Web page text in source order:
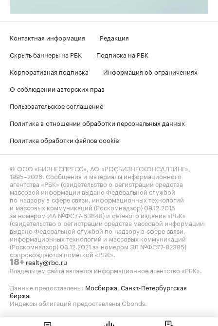
Контактная информация
Редакция
Скрыть баннеры на РБК
Подписка на РБК
Корпоративная подписка
Информация об ограничениях
О соблюдении авторских прав
Пользовательское соглашение
Политика в отношении обработки персональных данных
Политика обработки файлов cookie
© ООО «БИЗНЕСПРЕСС», АО «РОСБИЗНЕСКОНСАЛТИНГ»,
1995–2026 . Сообщения и материалы информационного
агентства «РБК» (свидетельство о регистрации средства
массовой информации выдано Федеральной службой
по надзору в сфере связи, информационных технологий
и массовых коммуникаций (Роскомнадзор) 09.12.2015
за номером ИА №ФС77-63848) и сетевого издания «РБК»
(свидетельство о регистрации средства массовой информации
выдано Федеральной службой по надзору в сфере связи,
информационных технологий и массовых коммуникаций
(Роскомнадзор) 03.12.2021 за номером ЭЛ №ФС77-82385)
сопровождаются пометкой «РБК».
18+ realty@rbc.ru
Владельцем сайта является информационное агентство «РБК».
Данные предоставлены: Мосбиржа Санкт-Петербургская
биржа
Индексы облигаций предоставлены Cbonds.